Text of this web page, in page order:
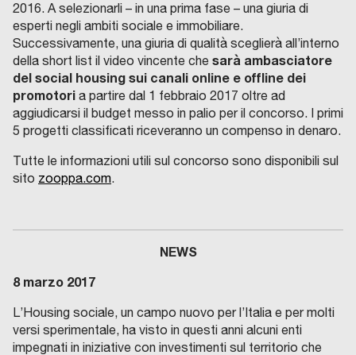
2016. A selezionarli – in una prima fase – una giuria di
esperti negli ambiti sociale e immobiliare.
Successivamente, una giuria di qualità sceglierà all’interno
della short list il video vincente che sarà ambasciatore
del social housing sui canali online e offline dei
promotori a partire dal 1 febbraio 2017 oltre ad
aggiudicarsi il budget messo in palio per il concorso. I primi
5 progetti classificati riceveranno un compenso in denaro.
Tutte le informazioni utili sul concorso sono disponibili sul
sito zooppa.com.
NEWS
8 marzo 2017
L’Housing sociale, un campo nuovo per l’Italia e per molti
versi sperimentale, ha visto in questi anni alcuni enti
impegnati in iniziative con investimenti sul territorio che